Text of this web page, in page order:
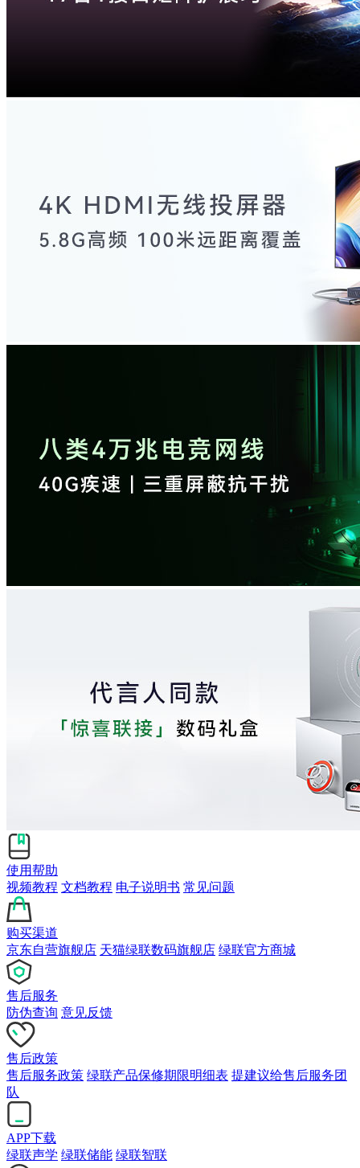
使用帮助
视频教程 文档教程 电子说明书 常见问题
购买渠道
京东自营旗舰店 天猫绿联数码旗舰店 绿联官方商城
售后服务
防伪查询 意见反馈
售后政策
售后服务政策 绿联产品保修期限明细表 提建议给售后服务团
队
APP下载
绿联声学 绿联储能 绿联智联